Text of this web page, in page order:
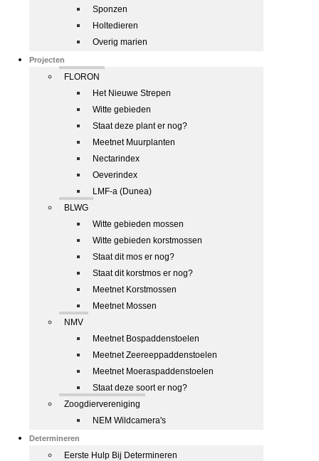
Sponzen
Holtedieren
Overig marien
Projecten
FLORON
Het Nieuwe Strepen
Witte gebieden
Staat deze plant er nog?
Meetnet Muurplanten
Nectarindex
Oeverindex
LMF-a (Dunea)
BLWG
Witte gebieden mossen
Witte gebieden korstmossen
Staat dit mos er nog?
Staat dit korstmos er nog?
Meetnet Korstmossen
Meetnet Mossen
NMV
Meetnet Bospaddenstoelen
Meetnet Zeereeppaddenstoelen
Meetnet Moeraspaddenstoelen
Staat deze soort er nog?
Zoogdiervereniging
NEM Wildcamera's
Determineren
Eerste Hulp Bij Determineren